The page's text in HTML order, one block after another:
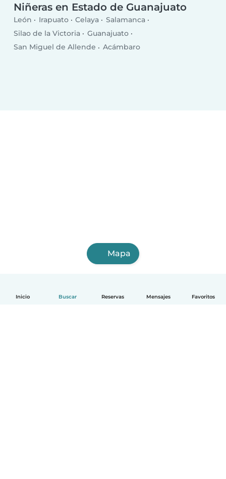
Inicio Buscar Reservas Mensajes Favoritos
Niñeras en Estado de Guanajuato
León Irapuato Celaya
Salamanca
Silao de la Victoria
Guanajuato
San Miguel de Allende
Acámbaro
Mapa